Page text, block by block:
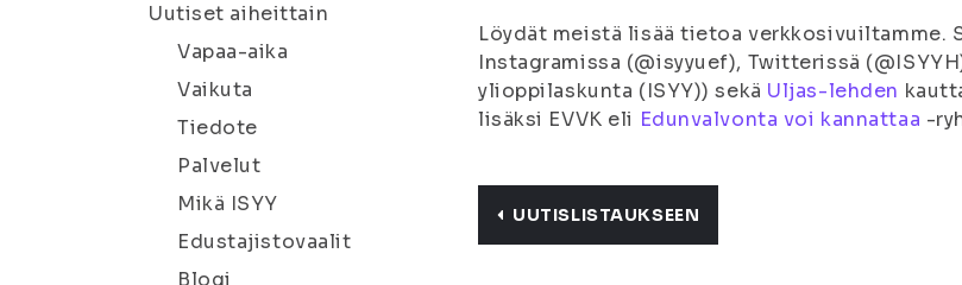
Uutiset aiheittain
Vapaa-aika
Vaikuta
Tiedote
Palvelut
Mikä ISYY
Edustajistovaalit
Blogi
Löydät meistä lisää tietoa verkkosivuiltamme.
Instagramissa (@isyyuef), Twitterissä
ylioppilaskunta (ISYY)) sekä Uljas-lehden
lisäksi EVVK eli Edunvalvonta voi kannattaa -
UUTISLISTAUKSEEN